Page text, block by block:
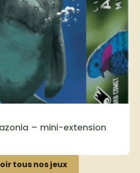
– mini-extension
tous nos jeux